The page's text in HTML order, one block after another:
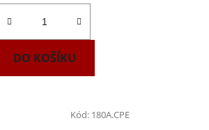
DO KOŠÍKU
Kód: 180A.CPE